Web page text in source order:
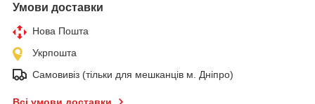
Умови доставки
Нова Пошта
Укрпошта
Самовивіз (тільки для мешканців м. Дніпро)
Всі умови доставки